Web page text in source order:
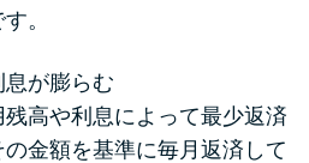
。
が膨らむ
高や利息によって最少返済
金額を基準に毎月返済して